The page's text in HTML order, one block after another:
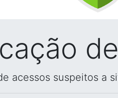
acessos suspeitos a